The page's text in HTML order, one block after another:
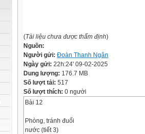
(Tài liệu chưa được thẩm định)
Nguồn:
Người gửi: Đoàn Thanh Ngân
Ngày gửi: 22h:24' 09-02-2025
Dung lượng: 176.7 MB
Số lượt tải: 517
Số lượt thích: 0 người
Bài 12
Phòng, tránh đuối
nước (tiết 3)